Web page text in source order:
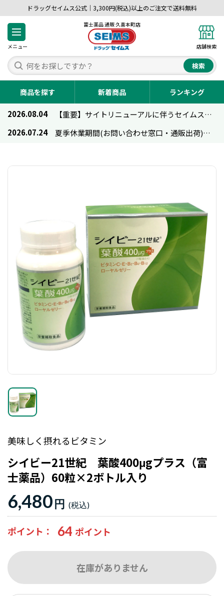
ドラッグセイムス公式｜3,300円(税込)以上のご注文で送料無料
メニュー
富士薬品 通販 久喜本町店
店舗検索
検索
商品を探す 新着商品 ランキング
2026.08.04
【重要】サイトリニューアルに伴うセイムス通販のご利用について
2026.07.24
夏季休業期間(お問い合わせ窓口・通販出荷)のお知らせ
美味しく摂れるビタミン
シイビー21世紀 葉酸400μgプラス（富
士薬品）60粒×2ボトル入り
6,480円
ポイント 64
在庫がありません